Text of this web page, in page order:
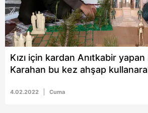
Kızı için kardan Anıtkabir
Karahan bu kez ahşap
4.02.2022 Cuma